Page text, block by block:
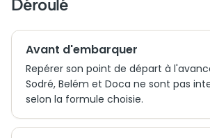
Déroulé
Avant d'embarquer
Repérer son point de départ à
Sodré, Belém et Doca ne sont pas
selon la formule choisie.